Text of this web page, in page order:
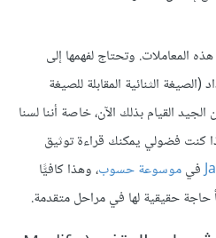
المعاملات. وتحتاج لفهمها إلى
الثنائية المقابلة للصيغة
القيام بذلك الآن، خاصة أننا لسنا
كنت فضولي يمكنك قراءة توثيق
فيموسوعة حسوب، وهذا كافيًّا
حاجة حقيقية لها في مراحل متقدمة.